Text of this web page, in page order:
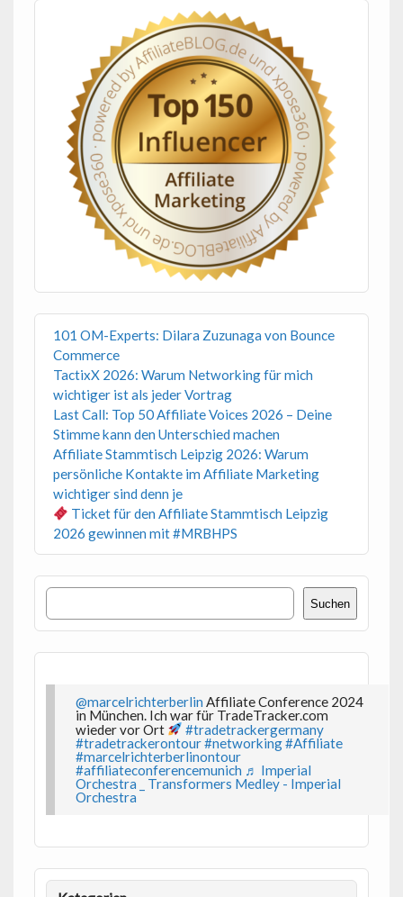
101 OM-Experts: Dilara Zuzunaga von Bounce
Commerce
TactixX 2026: Warum Networking für mich
wichtiger ist als jeder Vortrag
Last Call: Top 50 Affiliate Voices 2026 – Deine
Stimme kann den Unterschied machen
Affiliate Stammtisch Leipzig 2026: Warum
persönliche Kontakte im Affiliate Marketing
wichtiger sind denn je
Ticket für den Affiliate Stammtisch Leipzig
2026 gewinnen mit #MRBHPS
Suchen
Suchen
@marcelrichterberlin Affiliate Conference 2024
in München. Ich war für TradeTracker.com
wieder vor Ort
#tradetrackergermany
#tradetrackerontour#networking#Affiliate
#marcelrichterberlinontour
#affiliateconferencemunich ♬ Imperial
Orchestra _ Transformers Medley - Imperial
Orchestra